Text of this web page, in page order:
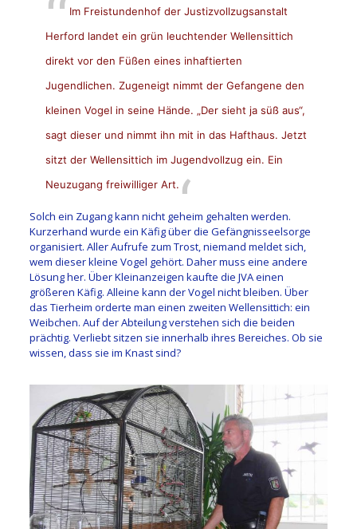
Im Freistundenhof der Justizvollzugsanstalt
Herford landet ein grün leuchtender Wellensittich
direkt vor den Füßen eines inhaftierten
Jugendlichen. Zugeneigt nimmt der Gefangene den
kleinen Vogel in seine Hände. „Der sieht ja süß aus“,
sagt dieser und nimmt ihn mit in das Hafthaus. Jetzt
sitzt der Wellensittich im Jugendvollzug ein. Ein
Neuzugang freiwilliger Art.
Solch ein Zugang kann nicht geheim gehalten werden.
Kurzerhand wurde ein Käfig über die Gefängnisseelsorge
organisiert. Aller Aufrufe zum Trost, niemand meldet sich,
wem dieser kleine Vogel gehört. Daher muss eine andere
Lösung her. Über Kleinanzeigen kaufte die JVA einen
größeren Käfig. Alleine kann der Vogel nicht bleiben. Über
das Tierheim orderte man einen zweiten Wellensittich: ein
Weibchen. Auf der Abteilung verstehen sich die beiden
prächtig. Verliebt sitzen sie innerhalb ihres Bereiches. Ob sie
wissen, dass sie im Knast sind?